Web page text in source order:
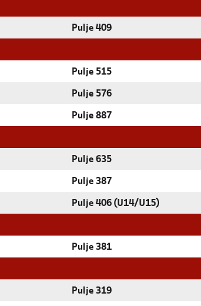
Pulje 409
Pulje 515
Pulje 576
Pulje 887
Pulje 635
Pulje 387
Pulje 406 (U14/U15)
Pulje 381
Pulje 319